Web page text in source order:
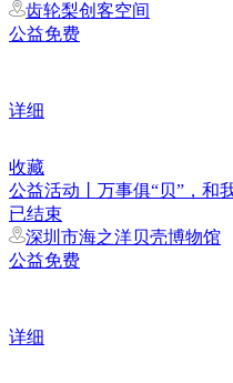
齿轮梨创客空间
公益免费
详细
收藏
公益活动丨万事俱“贝”，和
已结束
深圳市海之洋贝壳博物馆
公益免费
详细